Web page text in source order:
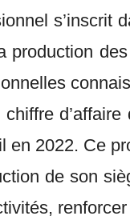
s’inscrit
d’affaire
2022. Ce
de son